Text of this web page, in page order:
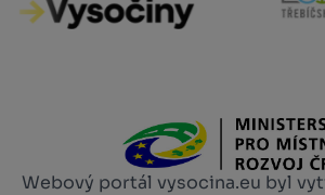
Webový portál vysocina.eu byl